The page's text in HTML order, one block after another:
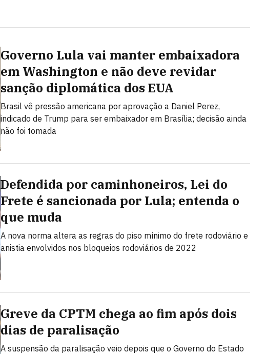
Governo Lula vai manter embaixadora
em Washington e não deve revidar
sanção diplomática dos EUA
Brasil vê pressão americana por aprovação a Daniel Perez,
indicado de Trump para ser embaixador em Brasília; decisão ainda
não foi tomada
Defendida por caminhoneiros, Lei do
Frete é sancionada por Lula; entenda o
que muda
A nova norma altera as regras do piso mínimo do frete rodoviário e
anistia envolvidos nos bloqueios rodoviários de 2022
Greve da CPTM chega ao fim após dois
dias de paralisação
A suspensão da paralisação veio depois que o Governo do Estado